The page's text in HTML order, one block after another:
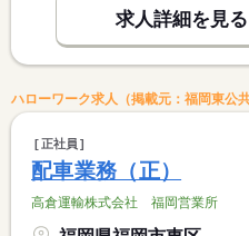
求人詳細を見る
ハローワーク求人（掲載元：福岡東公
正社員
配車業務（正）
高倉運輸株式会社 福岡営業所